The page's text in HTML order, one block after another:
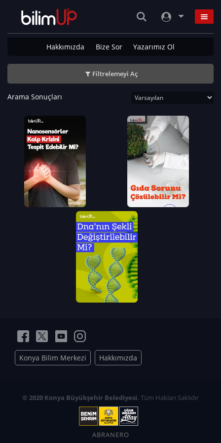
Hakkımızda Bize Sor Yazarımız Ol
Filtrelemeyi Aç
Arama Sonuçları
Konya Bilim Merkezi Hakkımızda
© 2020 Konya Büyükşehir Belediyesi. Tüm Hakları Saklıdır
ABRANERO